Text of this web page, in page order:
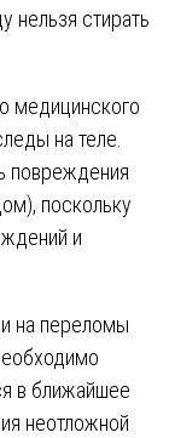
нельзя стирать
медицинского
на теле.
повреждения
поскольку
и
на переломы
в ближайшее
неотложной